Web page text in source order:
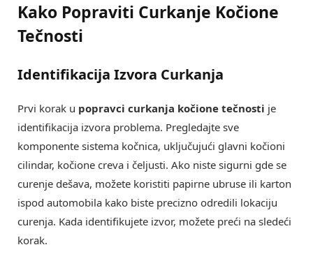
Kako Popraviti Curkanje Kočione
Tečnosti
Identifikacija Izvora Curkanja
Prvi korak u popravci curkanja kočione tečnosti je
identifikacija izvora problema. Pregledajte sve
komponente sistema kočnica, uključujući glavni kočioni
cilindar, kočione creva i čeljusti. Ako niste sigurni gde se
curenje dešava, možete koristiti papirne ubruse ili karton
ispod automobila kako biste precizno odredili lokaciju
curenja. Kada identifikujete izvor, možete preći na sledeći
korak.